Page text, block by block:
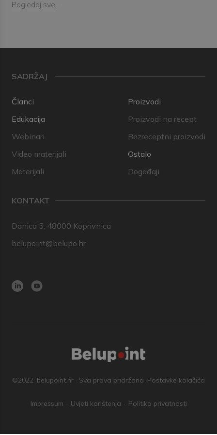
Pogledaj sve
SADRŽAJ
Članci
Edukacija
Webinari
Video materijali
Materijali
Proizvodi
Proizvodi na recept
Bezreceptni proizvodi
Ostalo
Događaji
KONTAKT
Danica 5, 48000 Koprivnica
belupoint@belupo.hr
©2022. belupoint.hr · Sva prava pridržana ·Postavke kolačića
Impressum Uvjeti korištenja Politika privatnosti